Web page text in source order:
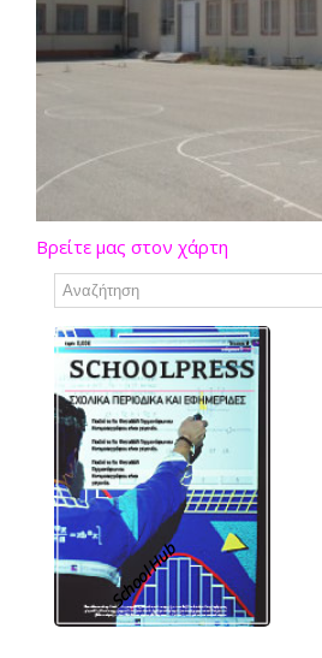
Βρείτε μας στον χάρτη
School Hub